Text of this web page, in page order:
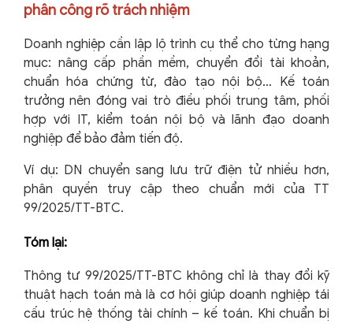
phân công rõ trách nhiệm
Doanh nghiệp cần lập lộ trình cụ thể cho từng hạng
mục: nâng cấp phần mềm, chuyển đổi tài khoản,
chuẩn hóa chứng từ, đào tạo nội bộ… Kế toán
trưởng nên đóng vai trò điều phối trung tâm, phối
hợp với IT, kiểm toán nội bộ và lãnh đạo doanh
nghiệp để bảo đảm tiến độ.
Ví dụ: DN chuyển sang lưu trữ điện tử nhiều hơn,
phân quyền truy cập theo chuẩn mới của TT
99/2025/TT-BTC.
Tóm lại:
Thông tư 99/2025/TT-BTC không chỉ là thay đổi kỹ
thuật hạch toán mà là cơ hội giúp doanh nghiệp tái
cấu trúc hệ thống tài chính – kế toán. Khi chuẩn bị